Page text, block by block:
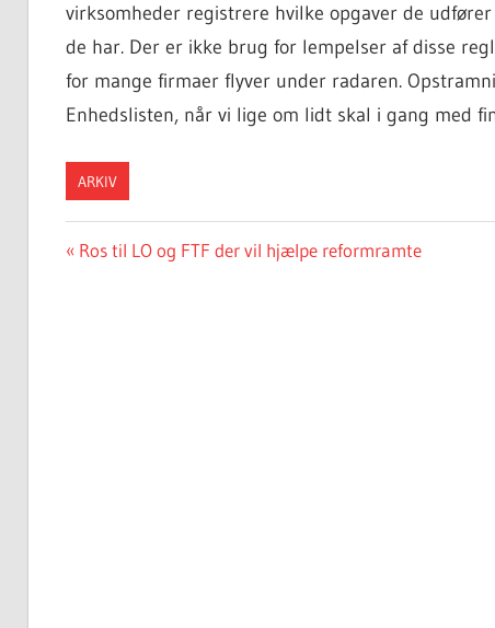
virksomheder registrere hvilke opgaver de
de har. Der er ikke brug for lempelser af disse
for mange firmaer flyver under radaren.
Enhedslisten, når vi lige om lidt skal i gang med
ARKIV
Indlægsnavigation
Previous
Ros til LO og FTF der vil hjælpe reformramte